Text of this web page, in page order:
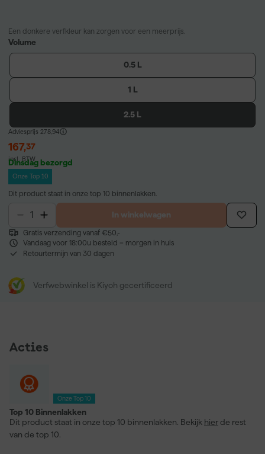
Een donkere verfkleur kan zorgen voor een meerprijs.
Volume
0.5 L
1 L
2.5 L
Adviesprijs 278,94
167,37
incl. BTW
Dinsdag bezorgd
Onze Top 10
Dit product staat in onze top 10 binnenlakken.
In winkelwagen
Gratis verzending vanaf €50,-
Vandaag voor 18:00u besteld = morgen in huis
Retourtermijn van 30 dagen
Verfwebwinkel is Kiyoh gecertificeerd
Acties
Onze Top 10
Top 10 Binnenlakken
Dit product staat in onze top 10 binnenlakken. Bekijk hier de rest
van de top 10.